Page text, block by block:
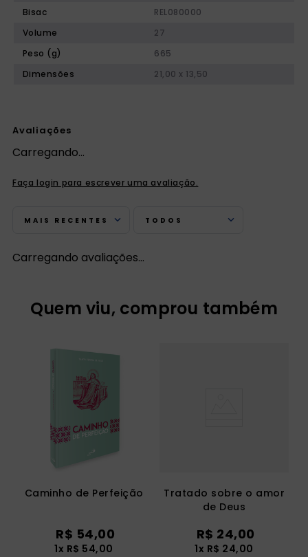
Bisac
REL080000
Volume
27
Peso (g)
665
Dimensões
21,00 x 13,50
Avaliações
Carregando…
Faça login para escrever uma avaliação.
MAIS RECENTES TODOS
Carregando avaliações…
Quem viu, comprou também
Caminho de Perfeição
R$ 54,00
1x R$ 54,00
Tratado sobre o amor
de Deus
R$ 24,00
1x R$ 24,00